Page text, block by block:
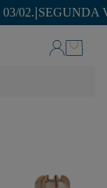
|SEGUNDA VIDA: